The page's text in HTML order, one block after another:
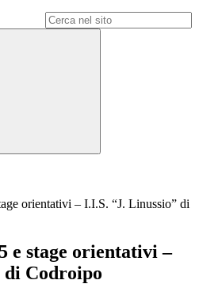
orientativi – I.I.S. “J. Linussio” di
e stage orientativi –
di Codroipo